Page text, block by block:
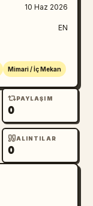
başka insan
10 Haz 2026
EN
Mimari / İç Mekan
PAYLAŞIM
0
ALINTILAR
0